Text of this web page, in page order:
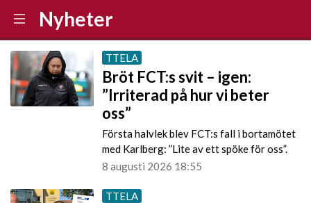
Nyheter
TTELA
Bröt FCT:s svit – igen:
”Irriterad på hur vi beter
oss”
Första halvlek blev FCT:s fall i bortamötet
med Karlberg: ”Lite av ett spöke för oss”.
8 augusti 2026 18:55
TTELA